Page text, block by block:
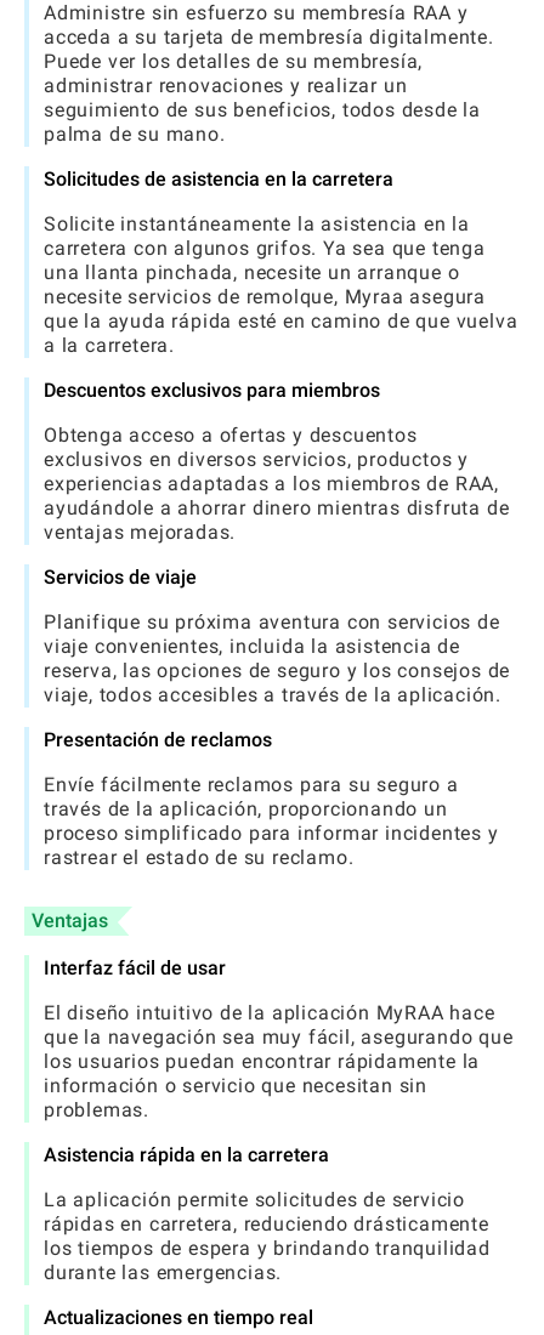
Administre sin esfuerzo su membresía RAA y
acceda a su tarjeta de membresía digitalmente.
Puede ver los detalles de su membresía,
administrar renovaciones y realizar un
seguimiento de sus beneficios, todos desde la
palma de su mano.
Solicitudes de asistencia en la carretera
Solicite instantáneamente la asistencia en la
carretera con algunos grifos. Ya sea que tenga
una llanta pinchada, necesite un arranque o
necesite servicios de remolque, Myraa asegura
que la ayuda rápida esté en camino de que vuelva
a la carretera.
Descuentos exclusivos para miembros
Obtenga acceso a ofertas y descuentos
exclusivos en diversos servicios, productos y
experiencias adaptadas a los miembros de RAA,
ayudándole a ahorrar dinero mientras disfruta de
ventajas mejoradas.
Servicios de viaje
Planifique su próxima aventura con servicios de
viaje convenientes, incluida la asistencia de
reserva, las opciones de seguro y los consejos de
viaje, todos accesibles a través de la aplicación.
Presentación de reclamos
Envíe fácilmente reclamos para su seguro a
través de la aplicación, proporcionando un
proceso simplificado para informar incidentes y
rastrear el estado de su reclamo.
Ventajas
Interfaz fácil de usar
El diseño intuitivo de la aplicación MyRAA hace
que la navegación sea muy fácil, asegurando que
los usuarios puedan encontrar rápidamente la
información o servicio que necesitan sin
problemas.
Asistencia rápida en la carretera
La aplicación permite solicitudes de servicio
rápidas en carretera, reduciendo drásticamente
los tiempos de espera y brindando tranquilidad
durante las emergencias.
Actualizaciones en tiempo real